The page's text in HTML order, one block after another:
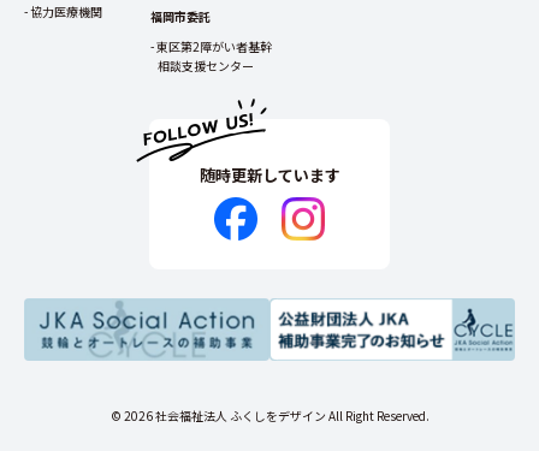
協力医療機関
福岡市委託
東区第2障がい者基幹
相談支援センター
随時更新しています
© 2026 社会福祉法人 ふくしをデザイン All Right Reserved.